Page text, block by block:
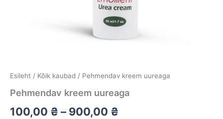
Esileht / Kõik kaubad / Pehmendav kreem uureaga
Pehmendav kreem uureaga
100,00 ₴ – 900,00 ₴